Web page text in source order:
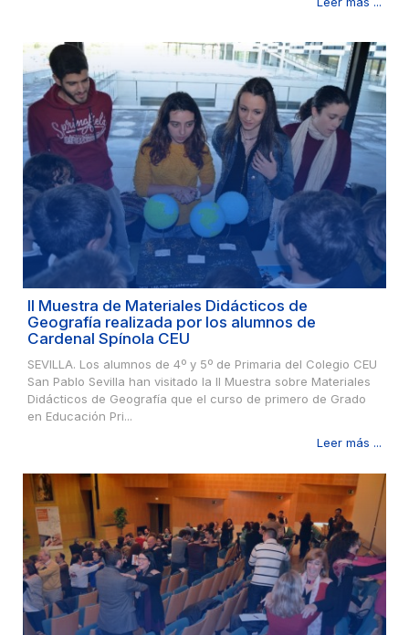
II Muestra de Materiales Didácticos de
Geografía realizada por los alumnos de
Cardenal Spínola CEU
SEVILLA. Los alumnos de 4º y 5º de Primaria del Colegio CEU
San Pablo Sevilla han visitado la II Muestra sobre Materiales
Didácticos de Geografía que el curso de primero de Grado
en Educación Pri...
Leer más ...